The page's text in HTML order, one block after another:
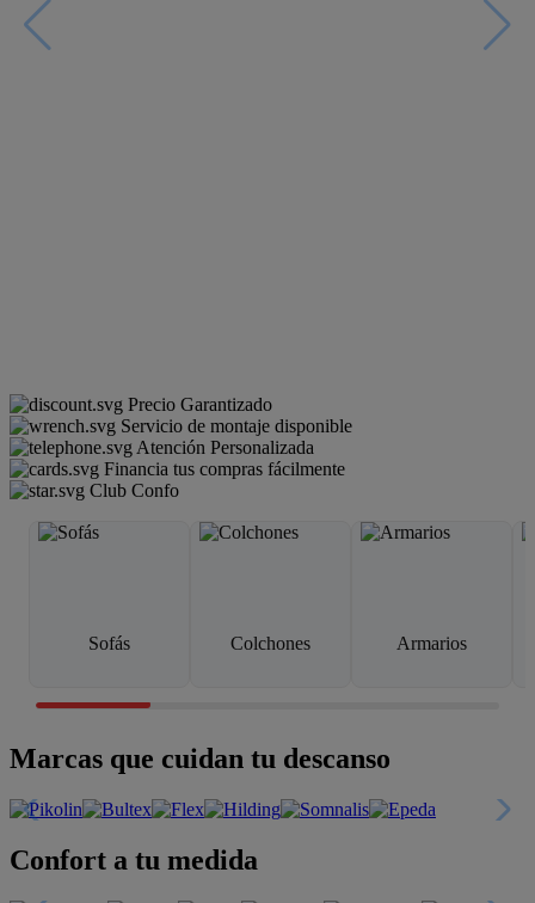
Precio Garantizado
Servicio de montaje disponible
Atención Personalizada
Financia tus compras fácilmente
Club Confo
Sofás Colchones Armarios
Marcas que cuidan tu descanso
Confort a tu medida